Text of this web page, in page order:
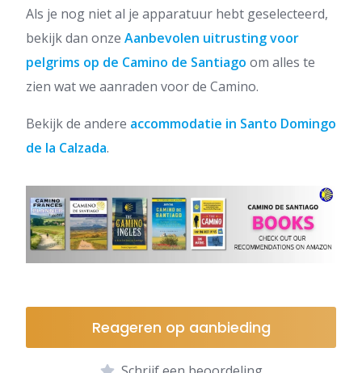
Als je nog niet al je apparatuur hebt geselecteerd,
bekijk dan onze Aanbevolen uitrusting voor
pelgrims op de Camino de Santiago om alles te
zien wat we aanraden voor de Camino.
Bekijk de andere accommodatie in Santo Domingo
de la Calzada.
Reageren op aanbieding